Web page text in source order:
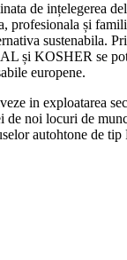
de ințelegerea
și
sustenabila.
și KOSHER se
europene.
in exploatarea
noi locuri de
autohtone de